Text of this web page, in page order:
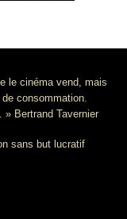
le cinéma vend, mais
consommation.
» Bertrand Tavernier
sans but lucratif